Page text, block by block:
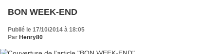
BON WEEK-END
Publié le 17/10/2014 à 18:05
Par Henry80